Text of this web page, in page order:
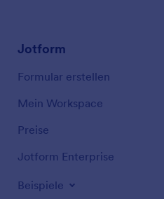
Jotform
Formular erstellen
Mein Workspace
Preise
Jotform Enterprise
Beispiele